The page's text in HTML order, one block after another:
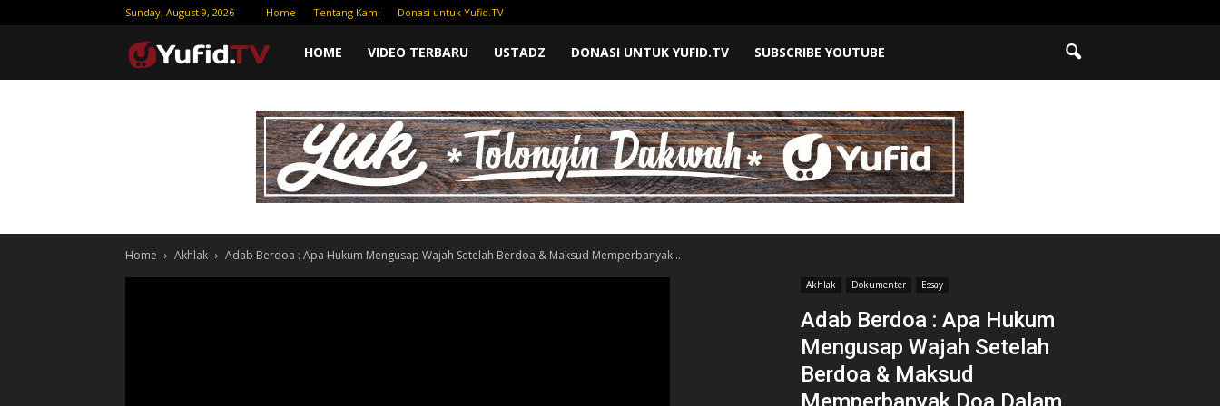
Sunday, August 9, 2026 Home Tentang Kami Donasi untuk Yufid.TV
Yufid
|
HOME VIDEO TERBARU USTADZ DONASI UNTUK YUFID.TV SUBSCRIBE YOUTUBE
Home Akhlak Adab Berdoa : Apa Hukum Mengusap Wajah Setelah Berdoa & Maksud Memperbanyak...
Akhlak Dokumenter Essay
Adab Berdoa : Apa Hukum
Mengusap Wajah Setelah
Berdoa & Maksud